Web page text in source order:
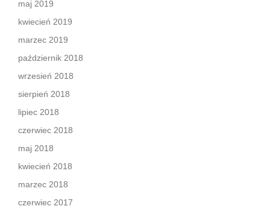
maj 2019
kwiecień 2019
marzec 2019
październik 2018
wrzesień 2018
sierpień 2018
lipiec 2018
czerwiec 2018
maj 2018
kwiecień 2018
marzec 2018
czerwiec 2017